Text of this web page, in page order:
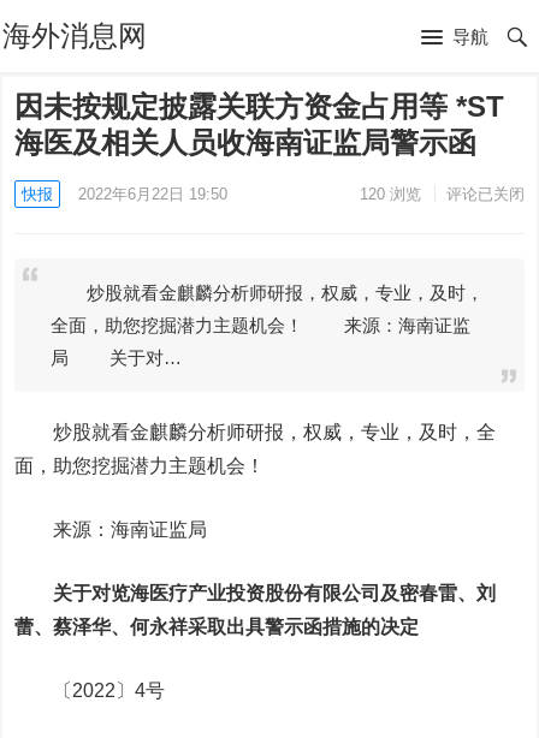
海外消息网 导航
因未按规定披露关联方资金占用等 *ST
海医及相关人员收海南证监局警示函
快报 2022年6月22日 19:50 120浏览 评论已关闭
炒股就看金麒麟分析师研报，权威，专业，及时，
全面，助您挖掘潜力主题机会！ 来源：海南证监
局 关于对…
炒股就看金麒麟分析师研报，权威，专业，及时，全
面，助您挖掘潜力主题机会！
来源：海南证监局
关于对览海医疗产业投资股份有限公司及密春雷、刘
蕾、蔡泽华、何永祥采取出具警示函措施的决定
〔2022〕4号